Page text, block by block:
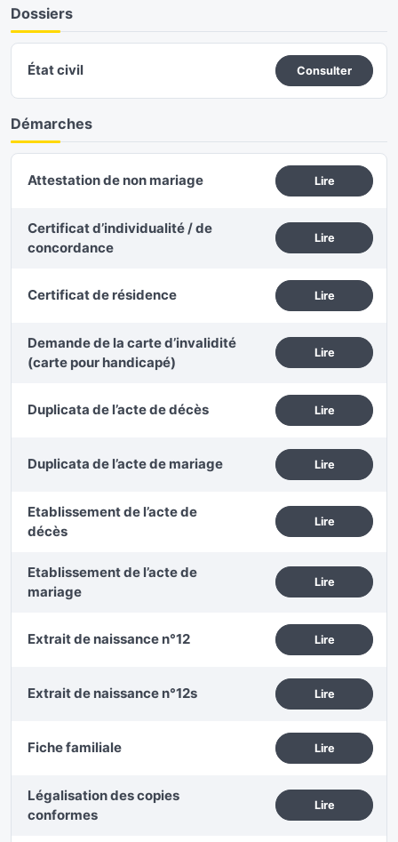
Dossiers
État civil Consulter
Démarches
Attestation de non mariage Lire
Certificat d’individualité / de
concordance
Lire
Certificat de résidence Lire
Demande de la carte d’invalidité
(carte pour handicapé)
Lire
Duplicata de l’acte de décès Lire
Duplicata de l’acte de mariage Lire
Etablissement de l’acte de
décès
Lire
Etablissement de l’acte de
mariage
Lire
Extrait de naissance n°12 Lire
Extrait de naissance n°12s Lire
Fiche familiale Lire
Légalisation des copies
conformes
Lire